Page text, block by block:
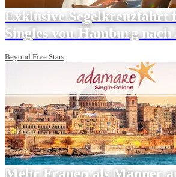
Exklusive Segelkreuzfahrt
Singles von Hamburg nach
Beyond Five Stars
Mehr Frauen als Männer